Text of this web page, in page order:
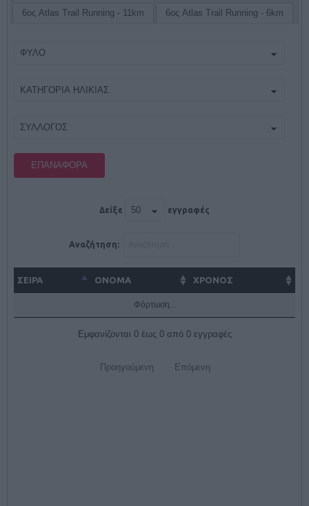
6ος Atlas Trail Running - 11km 6ος Atlas Trail Running - 6km
ΕΠΑΝΑΦΟΡΆ
Δείξε εγγραφές
Αναζήτηση:
ΣΕΙΡΑ ΌΝΟΜΑ ΧΡΟΝΟΣ
Φόρτωση...
Εμφανίζονται 0 έως 0 από 0 εγγραφές
Προηγούμενη Επόμενη